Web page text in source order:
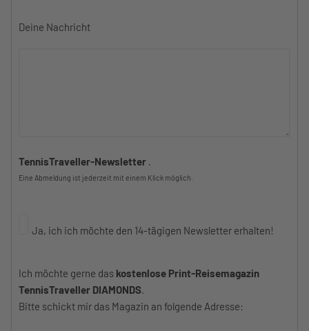
Deine Nachricht
TennisTraveller-Newsletter
Eine Abmeldung ist jederzeit mit einem Klick möglich.
Ja, ich ich möchte den 14-tägigen Newsletter erhalten!
Ich möchte gerne das kostenlose Print-Reisemagazin
TennisTraveller DIAMONDS.
Bitte schickt mir das Magazin an folgende Adresse: